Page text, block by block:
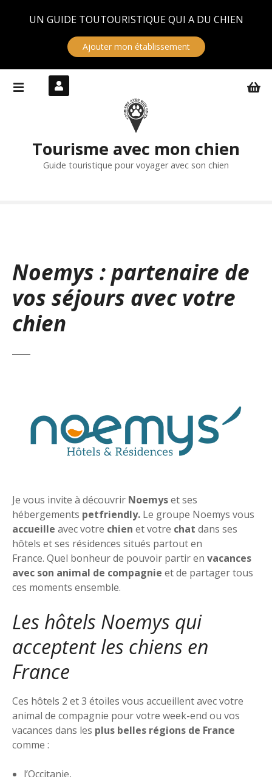
UN GUIDE TOUTOURISTIQUE QUI A DU CHIEN
Ajouter mon établissement
Tourisme avec mon chien
Guide touristique pour voyager avec son chien
Noemys : partenaire de
vos séjours avec votre
chien
Je vous invite à découvrir Noemyset ses
hébergements petfriendly. Le groupe Noemys vous
accueille avec votre chien et votre chat dans ses
hôtels et ses résidences situés partout en
France. Quel bonheur de pouvoir partir en vacances
avec son animal de compagnie et de partager tous
ces moments ensemble.
Les hôtels Noemys qui
acceptent les chiens en
France
Ces hôtels 2 et 3 étoiles vous accueillent avec votre
animal de compagnie pour votre week-end ou vos
vacances dans les plus belles régions de France
comme :
l’Occitanie,